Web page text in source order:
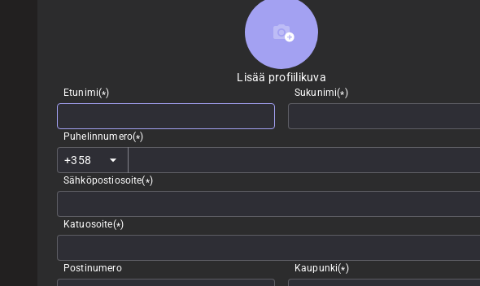
Lisää profiilikuva
Lisää profiilikuva
Etunimi(*) Sukunimi(*)
Puhelinnumero(*)
Sähköpostiosoite(*)
Katuosoite(*)
Postinumero Kaupunki(*)